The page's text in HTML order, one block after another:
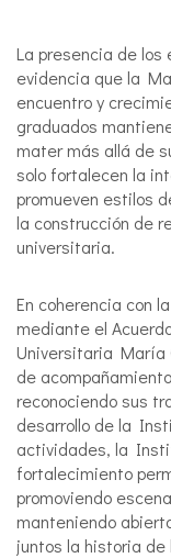
La presencia de
evidencia que la
encuentro y
graduados
mater más allá de
solo fortalecen la
promueven estilos
la construcción de
universitaria.
En coherencia con
mediante el
Universitaria María
de
reconociendo sus
desarrollo de la
actividades, la
fortalecimiento
promoviendo
manteniendo
juntos la historia